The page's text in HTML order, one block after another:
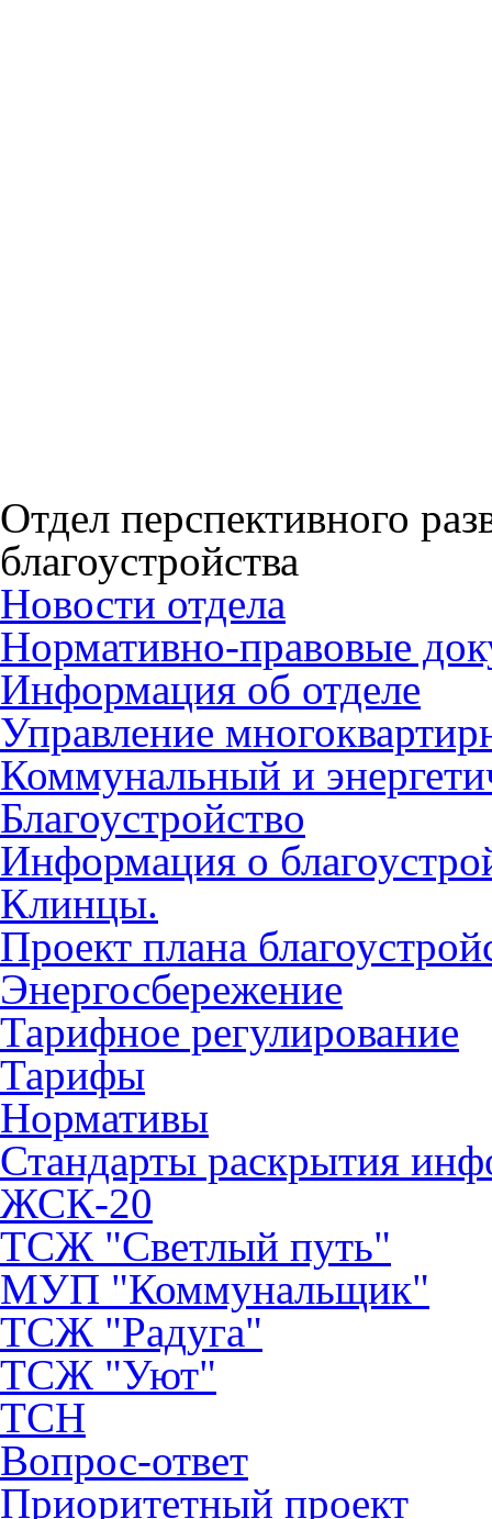
Отдел перспективного
благоустройства
Новости отдела
Нормативно-правовые
Информация об отделе
Управление
Коммунальный и
Благоустройство
Информация о
Клинцы.
Проект плана
Энергосбережение
Тарифное регулирование
Тарифы
Нормативы
Стандарты раскрытия
ЖСК-20
ТСЖ "Светлый путь"
МУП "Коммунальщик"
ТСЖ "Радуга"
ТСЖ "Уют"
ТСН
Вопрос-ответ
Приоритетный проект